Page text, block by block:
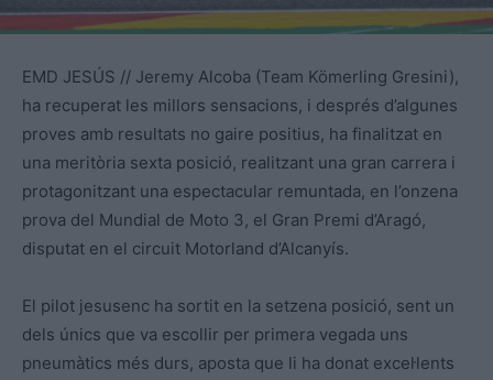
EMD JESÚS // Jeremy Alcoba (Team Kömerling Gresini),
ha recuperat les millors sensacions, i després d’algunes
proves amb resultats no gaire positius, ha finalitzat en
una meritòria sexta posició, realitzant una gran carrera i
protagonitzant una espectacular remuntada, en l’onzena
prova del Mundial de Moto 3, el Gran Premi d’Aragó,
disputat en el circuit Motorland d’Alcanyís.
El pilot jesusenc ha sortit en la setzena posició, sent un
dels únics que va escollir per primera vegada uns
pneumàtics més durs, aposta que li ha donat excel·lents